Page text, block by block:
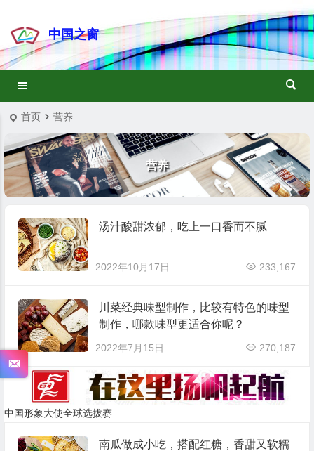
中国之窗
首页 营养
营养
汤汁酸甜浓郁，吃上一口香而不腻
2022年10月17日 233,167
川菜经典味型制作，比较有特色的味型
制作，哪款味型更适合你呢？
2022年7月15日 270,187
中国形象大使全球选拔赛
南瓜做成小吃，搭配红糖，香甜又软糯